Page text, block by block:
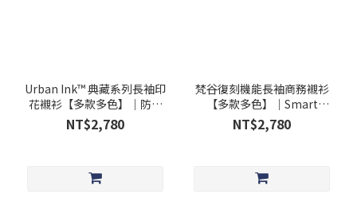
Urban Ink™ 典藏系列長袖印
花襯衫【多款多色】｜防皺
×吸濕排汗×彈力｜貨號：
MST_25002/3
NT$2,780
梵谷復刻機能長袖商務襯衫
【多款多色】｜Smart
CoolEx 布料蚵殼紗｜冬暖夏
涼、吸濕排汗、防皺、除
NT$2,780